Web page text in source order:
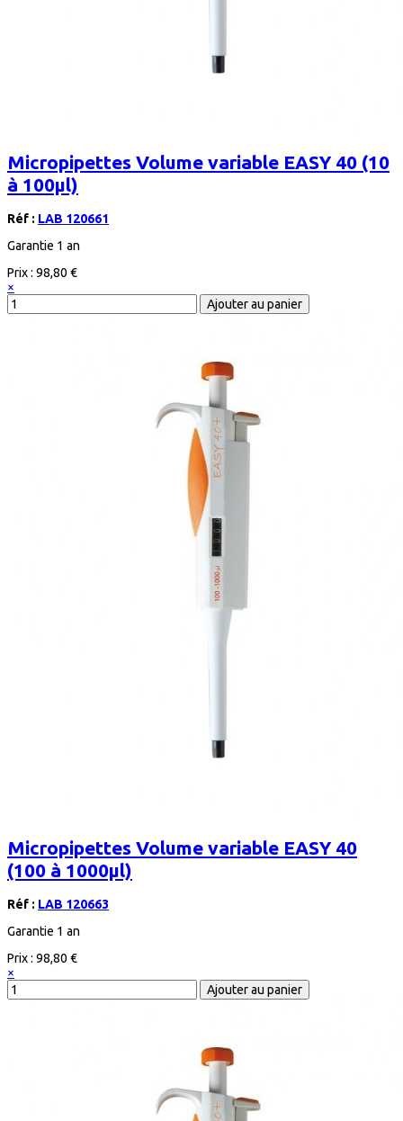
Micropipettes Volume variable EASY 40 (10
à 100µl)
Réf : LAB 120661
Garantie 1 an
Prix : 98,80 €
×
Micropipettes Volume variable EASY 40
(100 à 1000µl)
Réf : LAB 120663
Garantie 1 an
Prix : 98,80 €
×